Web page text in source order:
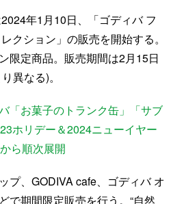
年1月10日、「ゴディバ フ
クション」の販売を開始する。
限定商品。販売期間は2月15日
異なる)。
「お菓子のトランク缶」「サブ
ホリデー＆2024ニューイヤー
ら順次展開
プ、GODIVA cafe、ゴディバ オ
で期間限定販売を行う。“自然